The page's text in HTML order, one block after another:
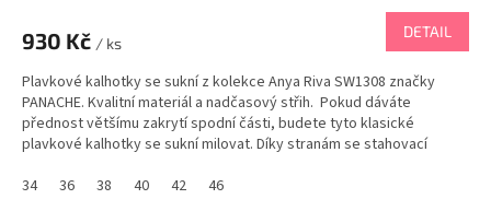
930 Kč / ks
DETAIL
Plavkové kalhotky se sukní z kolekce Anya Riva SW1308 značky
PANACHE. Kvalitní materiál a nadčasový střih. Pokud dáváte
přednost většímu zakrytí spodní části, budete tyto klasické
plavkové kalhotky se sukní milovat. Díky stranám se stahovací
34
36 38 40 42 46